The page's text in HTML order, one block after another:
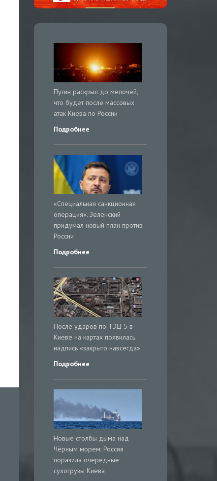
Путин раскрыл до мелочей,
что будет после массовых
атак Киева по России
Подробнее
«Специальная санкционная
операция». Зеленский
придумал новый план против
России
Подробнее
После ударов по ТЭЦ-5 в
Киеве на картах появилась
надпись «закрыто навсегда»
Подробнее
Новые столбы дыма над
Чёрным морем: Россия
поразила очередные
сухогрузы Киева